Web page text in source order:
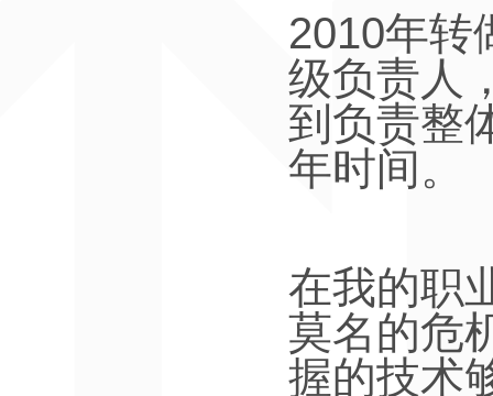
2010年转
级负责人
到负责整
年时间。
在我的职
莫名的危
握的技术